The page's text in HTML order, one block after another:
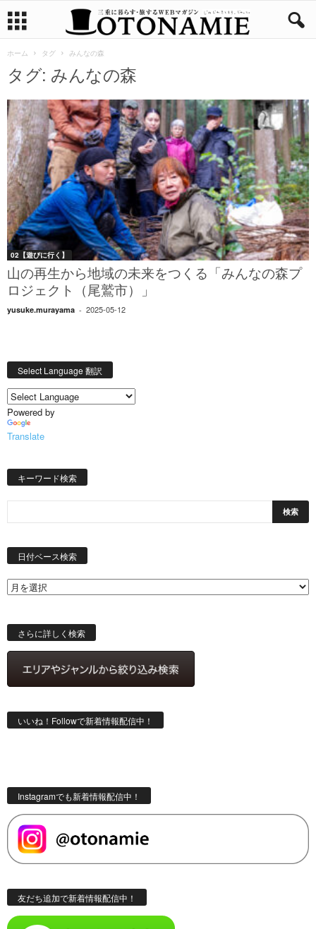
ホーム タグ みんなの森
タグ: みんなの森
02【遊びに行く】
山の再生から地域の未来をつくる「みんなの森プ
ロジェクト（尾鷲市）」
yusuke.murayama - 2025-05-12
Select Language 翻訳
Powered by
Translate
キーワード検索
日付ベース検索
さらに詳しく検索
いいね！Followで新着情報配信中！
Instagramでも新着情報配信中！
友だち追加で新着情報配信中！